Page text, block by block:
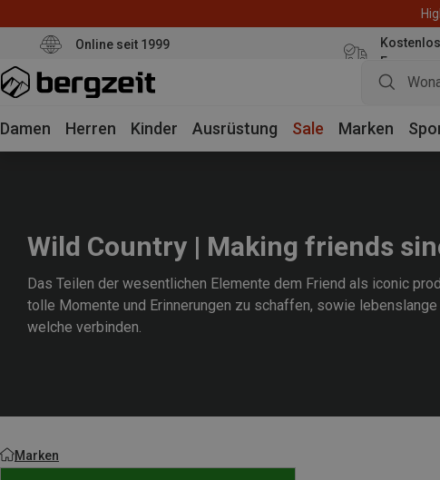
Online seit 1999
Euro
Damen Herren Kinder Ausrüstung Sale Marken
Wild Country | Making friends
Das Teilen der wesentlichen Elemente dem Friend als iconic
tolle Momente und Erinnerungen zu schaffen, sowie
welche verbinden.
Marken